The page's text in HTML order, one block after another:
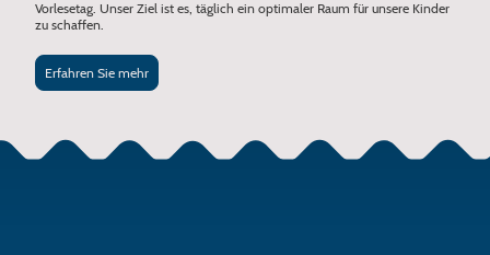
Vorlesetag. Unser Ziel ist es, täglich ein optimaler Raum für unsere Kinder
zu schaffen.
Erfahren Sie mehr